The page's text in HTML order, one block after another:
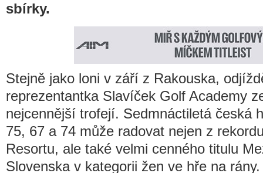
sbírky.
Stejně jako loni v září z Rakouska,
reprezentantka Slavíček Golf Academy
nejcennější trofejí. Sedmnáctiletá česká
75, 67 a 74 může radovat nejen z
Resortu, ale také velmi cenného titulu
Slovenska v kategorii žen ve hře na rány.